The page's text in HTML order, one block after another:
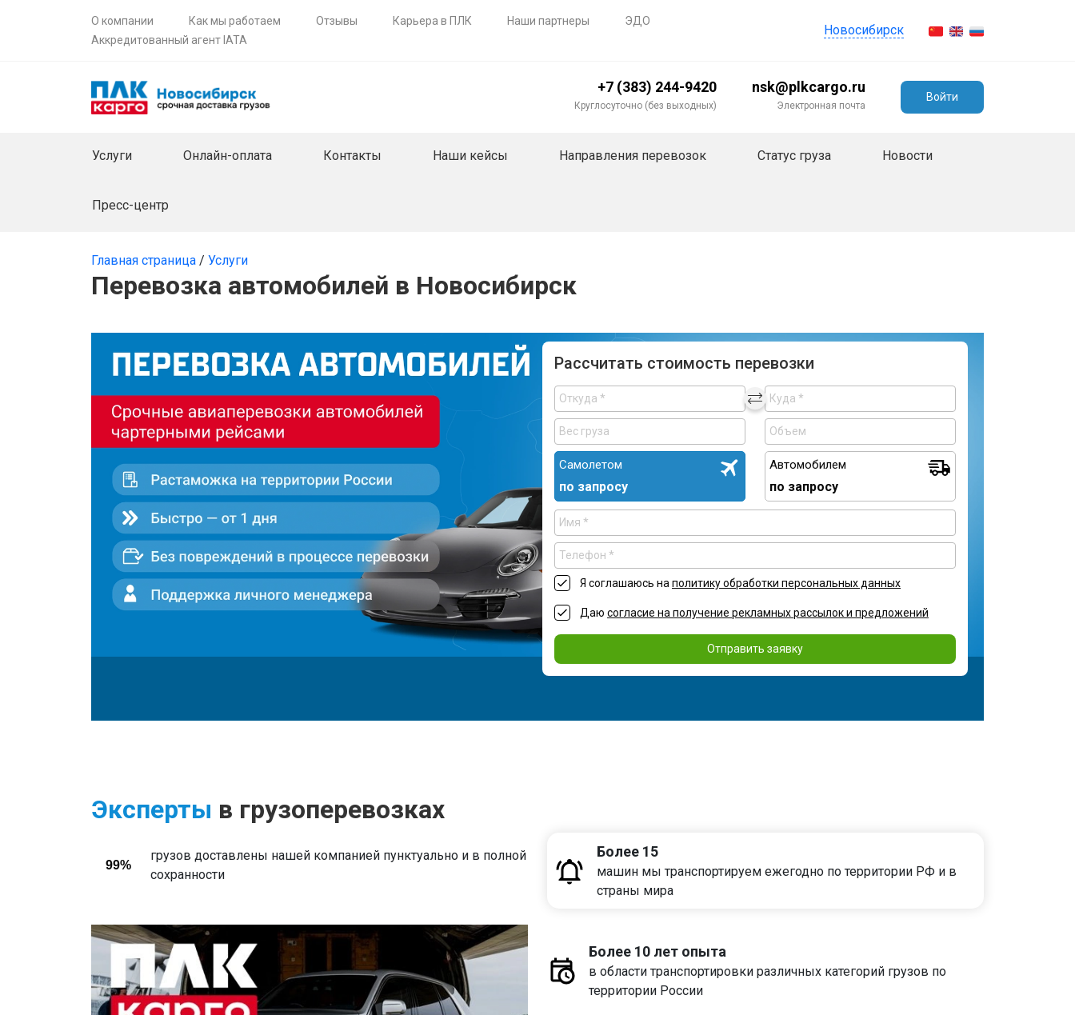
О компании Как мы работаем Отзывы Карьера в ПЛК Наши партнеры
ЭДО
Аккредитованный агент IATA
Новосибирск
+7 (383) 244-9420
Круглосуточно (без выходных)
nsk@plkcargo.ru
Электронная почта
Войти
Услуги Онлайн-оплата Контакты Наши кейсы Направления перевозок Статус груза Новости
Пресс-центр
Главная страница / Услуги
Перевозка автомобилей в Новосибирск
Рассчитать стоимость перевозки
Самолетом
по запросу
Автомобилем
по запросу
Я соглашаюсь на политику обработки персональных данных
Даю согласие на получение рекламных рассылок и предложений
Отправить заявку
Эксперты в грузоперевозках
99%
грузов доставлены нашей компанией пунктуально и в полной
сохранности
Более 15
машин мы транспортируем ежегодно по территории РФ и в
страны мира
Более 10 лет опыта
в области транспортировки различных категорий грузов по
территории России